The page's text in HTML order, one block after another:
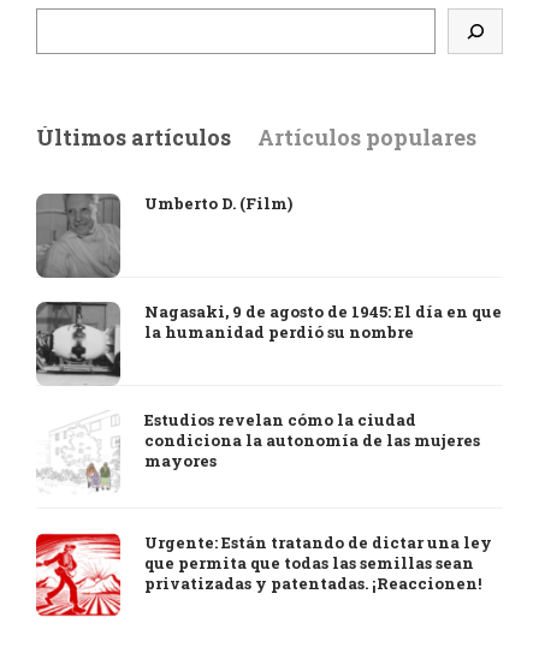
Últimos artículos Artículos populares
Umberto D. (Film)
Nagasaki, 9 de agosto de 1945: El día en que
la humanidad perdió su nombre
Estudios revelan cómo la ciudad
condiciona la autonomía de las mujeres
mayores
Urgente: Están tratando de dictar una ley
que permita que todas las semillas sean
privatizadas y patentadas. ¡Reaccionen!